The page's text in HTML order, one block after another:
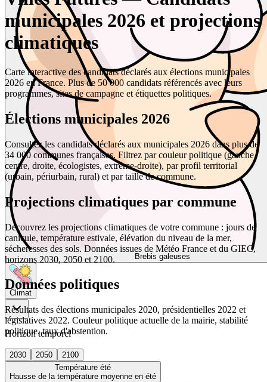
Brebis galeuses
Climat
Horizon temporel
2030 2050
2100
Température été
Hausse de la température moyenne en été
municipales 2026 et projections
climatiques
Carte interactive des candidats déclarés aux élections municipales
2026 en France. Plus de 50 000 candidats référencés avec leurs
programmes, sites de campagne et étiquettes politiques.
Élections municipales 2026
Consultez les candidats déclarés aux municipales 2026 dans plus de
34 000 communes françaises. Filtrez par couleur politique (gauche,
centre, droite, écologistes, extrême-droite), par profil territorial
(urbain, périurbain, rural) et par taille de commune.
Projections climatiques par commune
Découvrez les projections climatiques de votre commune : jours de
canicule, température estivale, élévation du niveau de la mer,
sécheresses des sols. Données issues de Météo France et du GIEC,
horizons 2030, 2050 et 2100.
Données politiques
Résultats des élections municipales 2020, présidentielles 2022 et
législatives 2022. Couleur politique actuelle de la mairie, stabilité
politique, taux d'abstention.